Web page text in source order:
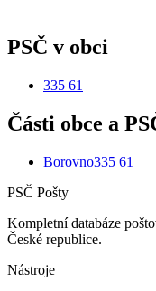
PSČ v obci
335 61
Části obce a
Borovno335 61
PSČ Pošty
Kompletní databáze
České republice.
Nástroje